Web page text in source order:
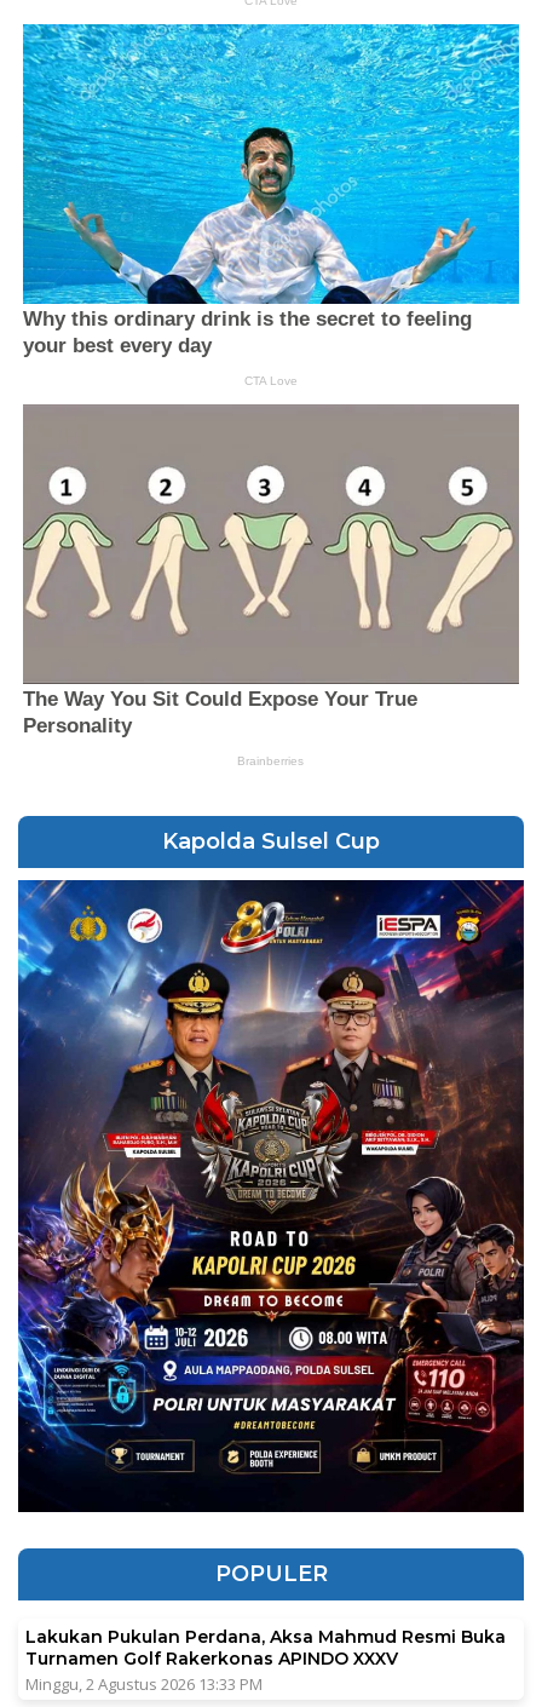
Kapolda Sulsel Cup
POPULER
Lakukan Pukulan Perdana, Aksa Mahmud Resmi Buka
Turnamen Golf Rakerkonas APINDO XXXV
Minggu, 2 Agustus 2026 13:33 PM